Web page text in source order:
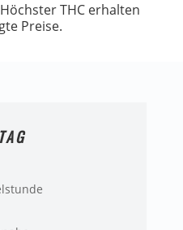
THC erhalten
Preise.